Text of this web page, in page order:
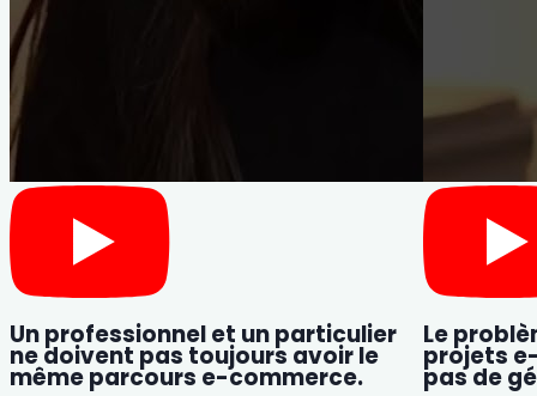
Un professionnel et un particulier
ne doivent pas toujours avoir le
même parcours e-commerce.
Le
projets
pas de